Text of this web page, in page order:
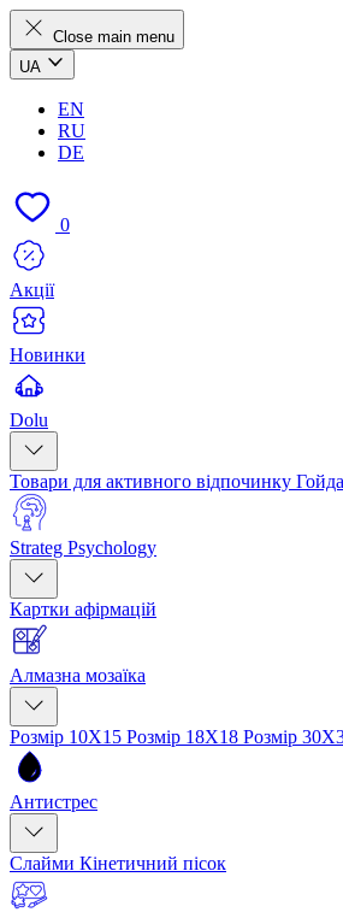
Close main menu
UA
EN
RU
DE
0
Акції
Новинки
Dolu
Товари для активного відпочинку
Strateg Psychology
Картки афірмацій
Алмазна мозаїка
Розмір 10Х15 Розмір 18Х18 Розмір
Антистрес
Слайми Кінетичний пісок